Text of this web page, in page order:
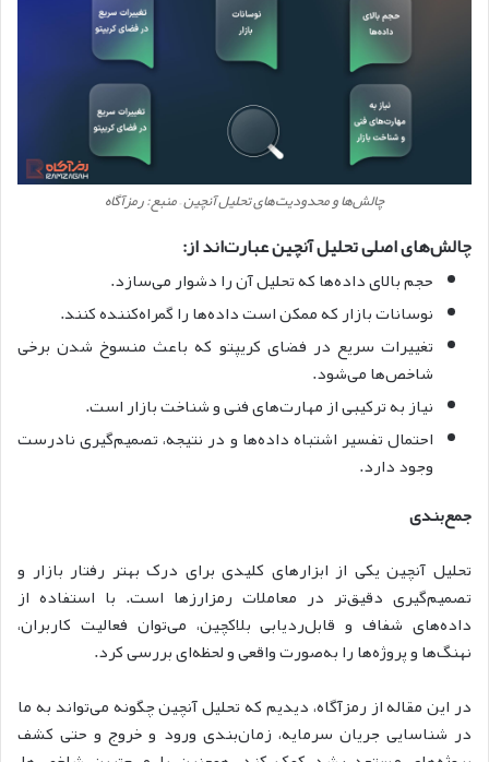
چالش‌ها و محدودیت‌های تحلیل آنچین – منبع: رمزآگاه
چالش‌های اصلی تحلیل آنچین عبارت‌اند از:
حجم بالای داده‌ها که تحلیل آن را دشوار می‌سازد.
نوسانات بازار که ممکن است داده‌ها را گمراه‌کننده کنند.
تغییرات سریع در فضای کریپتو که باعث منسوخ شدن برخی
شاخص‌ها می‌شود.
نیاز به ترکیبی از مهارت‌های فنی و شناخت بازار است.
احتمال تفسیر اشتباه داده‌ها و در نتیجه، تصمیم‌گیری نادرست
وجود دارد.
جمع‌بندی
تحلیل آنچین یکی از ابزارهای کلیدی برای درک بهتر رفتار بازار و
تصمیم‌گیری دقیق‌تر در معاملات رمزارزها است. با استفاده از
داده‌های شفاف و قابل‌ردیابی بلاکچین، می‌توان فعالیت کاربران،
نهنگ‌ها و پروژه‌ها را به‌صورت واقعی و لحظه‌ای بررسی کرد.
در این مقاله از رمزآگاه، دیدیم که تحلیل آنچین چگونه می‌تواند به ما
در شناسایی جریان سرمایه، زمان‌بندی ورود و خروج و حتی کشف